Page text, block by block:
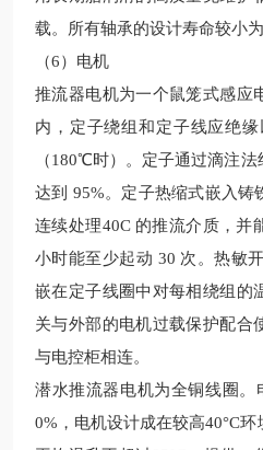
载。所有轴承的设计寿命较小
（6）电机
推流器电机为一个鼠笼式感应
内，定子绕组和定子线应绝
（180℃时）
。 定子通过滴注法
达到 95%。定子热缩式嵌入铸
连续处理40C 的推流介质，并
小时能至少起动 30 次。热敏
嵌在定子线圈中对每相绕组的
关与外部的电机过载保护配合
与电控柜相连。
潜水推流器电机为全铜线圈 。
0%，电机设计成在较高40°C